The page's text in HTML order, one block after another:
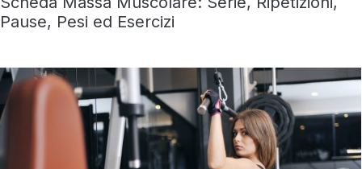
Pause, Pesi ed Esercizi